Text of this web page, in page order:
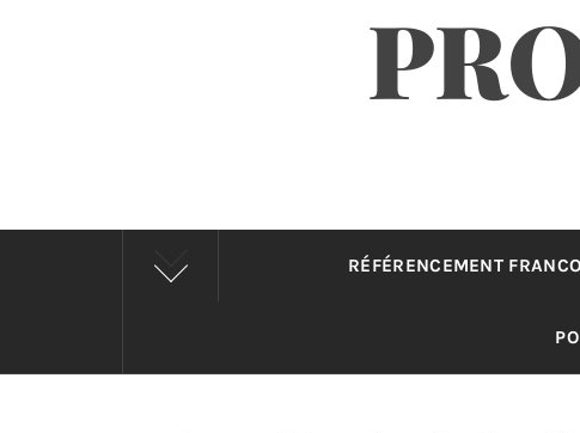
RÉFÉRENCEMENT